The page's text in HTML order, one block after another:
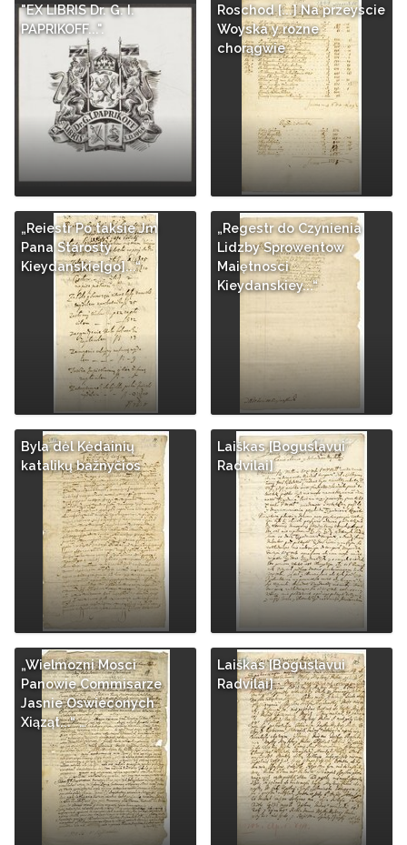
"EX LIBRIS Dr. G. I.
PAPRIKOFF...".
Roschod [...] Na przeyscie
Woyska y rozne
chorągwie
„Reiestr Po taksie Jm
Pana Starosty
Kieydanskie[go]...“
„Regestr do Czynienia
Lidzby Sprowentow
Maiętnosci
Kieydanskiey...“
Byla dėl Kėdainių
katalikų bažnyčios
Laiškas [Boguslavui
Radvilai]
„Wielmozni Mosci
Panowie Commisarze
Jasnie Oswieconych
Xiąząt...“ …
Laiškas [Boguslavui
Radvilai]